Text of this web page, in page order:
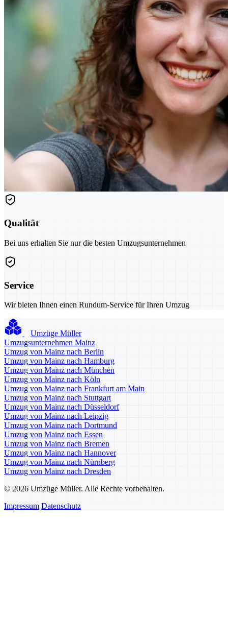
Qualität
Bei uns erhalten Sie nur die besten Umzugsunternehmen
Service
Wir bieten Ihnen einen Rundum-Service für Ihren Umzug
Umzüge Müller
Umzugsunternehmen Mainz
Umzug von Mainz nach Berlin
Umzug von Mainz nach Hamburg
Umzug von Mainz nach München
Umzug von Mainz nach Köln
Umzug von Mainz nach Frankfurt am Main
Umzug von Mainz nach Stuttgart
Umzug von Mainz nach Düsseldorf
Umzug von Mainz nach Leipzig
Umzug von Mainz nach Dortmund
Umzug von Mainz nach Essen
Umzug von Mainz nach Bremen
Umzug von Mainz nach Hannover
Umzug von Mainz nach Nürnberg
Umzug von Mainz nach Dresden
© 2026 Umzüge Müller. Alle Rechte vorbehalten.
Impressum Datenschutz